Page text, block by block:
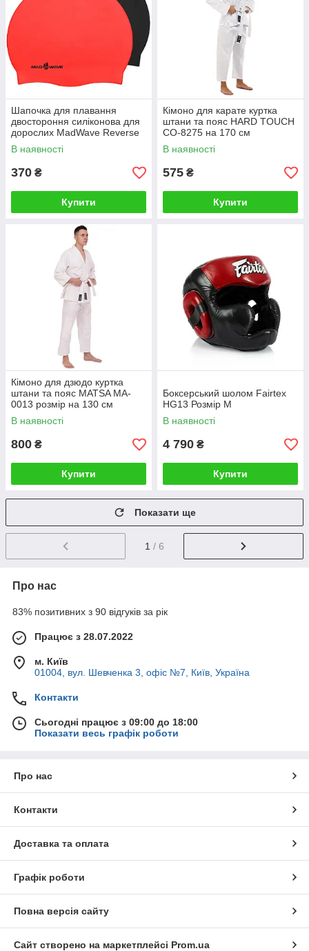
Шапочка для плавання
двостороння силіконова для
дорослих MadWave Reverse
CHAMPION M055001
В наявності
370 ₴
Купити
Кімоно для карате куртка
штани та пояс HARD TOUCH
CO-8275 на 170 см
В наявності
575 ₴
Купити
Кімоно для дзюдо куртка
штани та пояс MATSA MA-
0013 розмір на 130 см
В наявності
800 ₴
Купити
Боксерський шолом Fairtex
HG13 Розмір М
В наявності
4 790 ₴
Купити
Показати ще
1 / 6
Про нас
83% позитивних з 90 відгуків за рік
Працює з 28.07.2022
м. Київ
01004, вул. Шевченка 3, офіс №7, Київ, Україна
Контакти
Сьогодні працює з 09:00 до 18:00
Показати весь графік роботи
Про нас
Контакти
Доставка та оплата
Графік роботи
Повна версія сайту
Сайт створено на маркетплейсі Prom.ua